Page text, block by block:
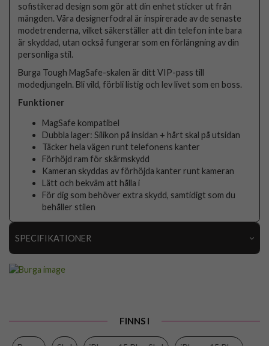
sofistikerad design som gör att din enhet sticker ut från
mängden. Våra designerfodral är inspirerade av de senaste
modetrenderna, vilket säkerställer att din telefon inte bara
är skyddad, utan också fungerar som en förlängning av din
personliga stil.
Burga Tough MagSafe-skalen är ditt VIP-pass till
modedjungeln. Bli vild, förbli listig och lev livet som en boss.
Funktioner
MagSafe kompatibel
Dubbla lager: Silikon på insidan + hårt skal på utsidan
Täcker hela vägen runt telefonens kanter
Förhöjd ram för skärmskydd
Kameran skyddas av förhöjda kanter runt kameran
Lätt och bekväm att hålla i
För dig som behöver extra skydd, samtidigt som du
behåller stilen
SPECIFIKATIONER
FINNS I